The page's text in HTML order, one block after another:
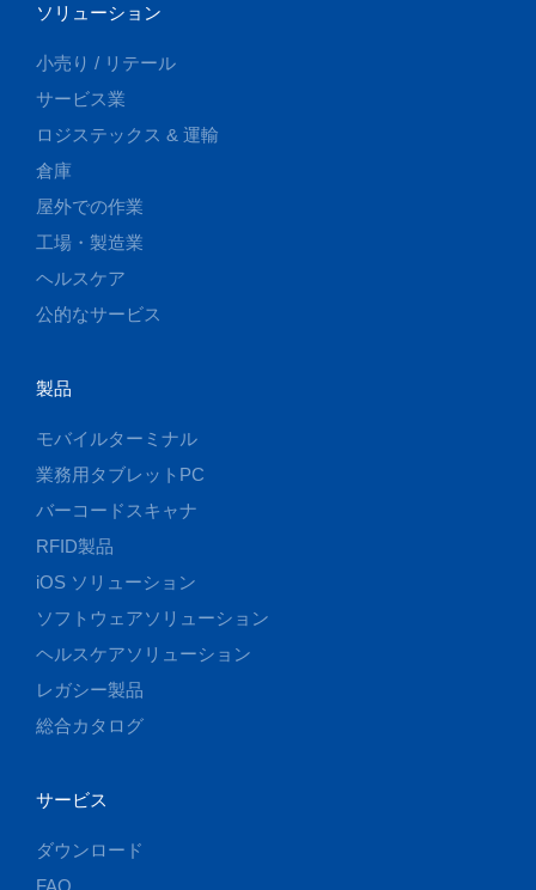
ソリューション
小売り / リテール
サービス業
ロジステックス & 運輸
倉庫
屋外での作業
工場・製造業
ヘルスケア
公的なサービス
製品
モバイルターミナル
業務用タブレットPC
バーコードスキャナ
RFID製品
iOS ソリューション
ソフトウェアソリューション
ヘルスケアソリューション
レガシー製品
総合カタログ
サービス
ダウンロード
FAQ